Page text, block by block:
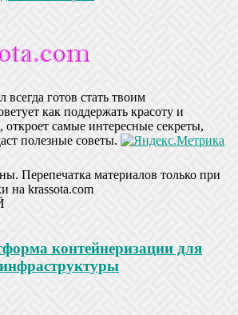
готов стать твоим
как поддержать красоту и
откроет самые интересные секреты,
полезные советы.
Перепечатка материалов только при
на krassota.com
контейнеризации для